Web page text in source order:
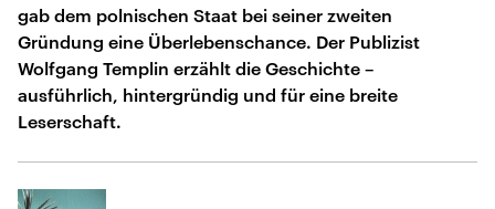
gab dem polnischen Staat bei seiner zweiten
Gründung eine Überlebenschance. Der Publizist
Wolfgang Templin erzählt die Geschichte –
ausführlich, hintergründig und für eine breite
Leserschaft.